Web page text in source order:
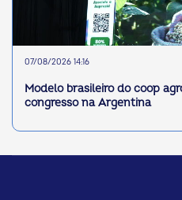
07/08/2026 14:16
Modelo brasileiro do coop
congresso na Argentina